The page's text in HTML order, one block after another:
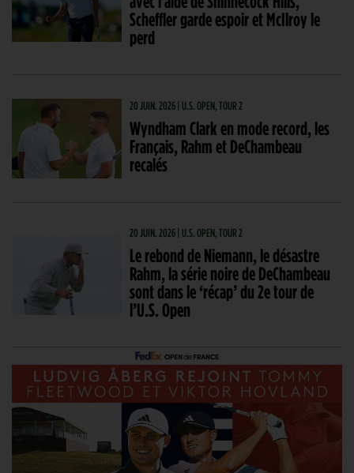
Scheffler garde espoir et McIlroy le
perd
20 JUIN. 2026 | U.S. OPEN, TOUR 2
Wyndham Clark en mode record, les
Français, Rahm et DeChambeau
recalés
20 JUIN. 2026 | U.S. OPEN, TOUR 2
Le rebond de Niemann, le désastre
Rahm, la série noire de DeChambeau
sont dans le ‘récap’ du 2e tour de
l’U.S. Open